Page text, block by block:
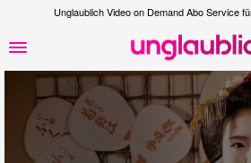
Unglaublich Video on Demand Abo Service